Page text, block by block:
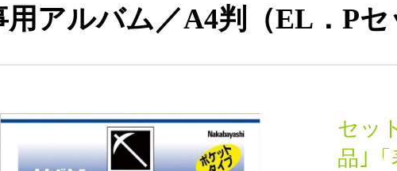
ート・紙製品
ファイル・
ホルダー用品
デジタル文具
学校ソリューション
沿革
用アルバム／A4判（EL．P
セッ
品｣